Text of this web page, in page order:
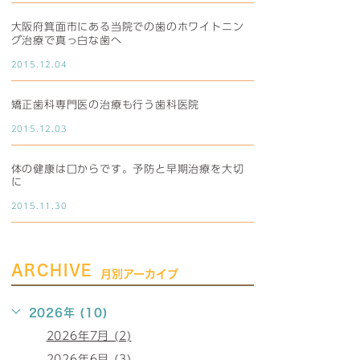
大阪府箕面市にある当院での歯のホワイトニン
グ治療で真っ白な歯へ
2015.12.04
矯正歯科専門医の治療も行う歯科医院
2015.12.03
体の健康は口からです。予防と早期治療を大切
に
2015.11.30
ARCHIVE 月別アーカイブ
2026年 (10)
2026年7月 (2)